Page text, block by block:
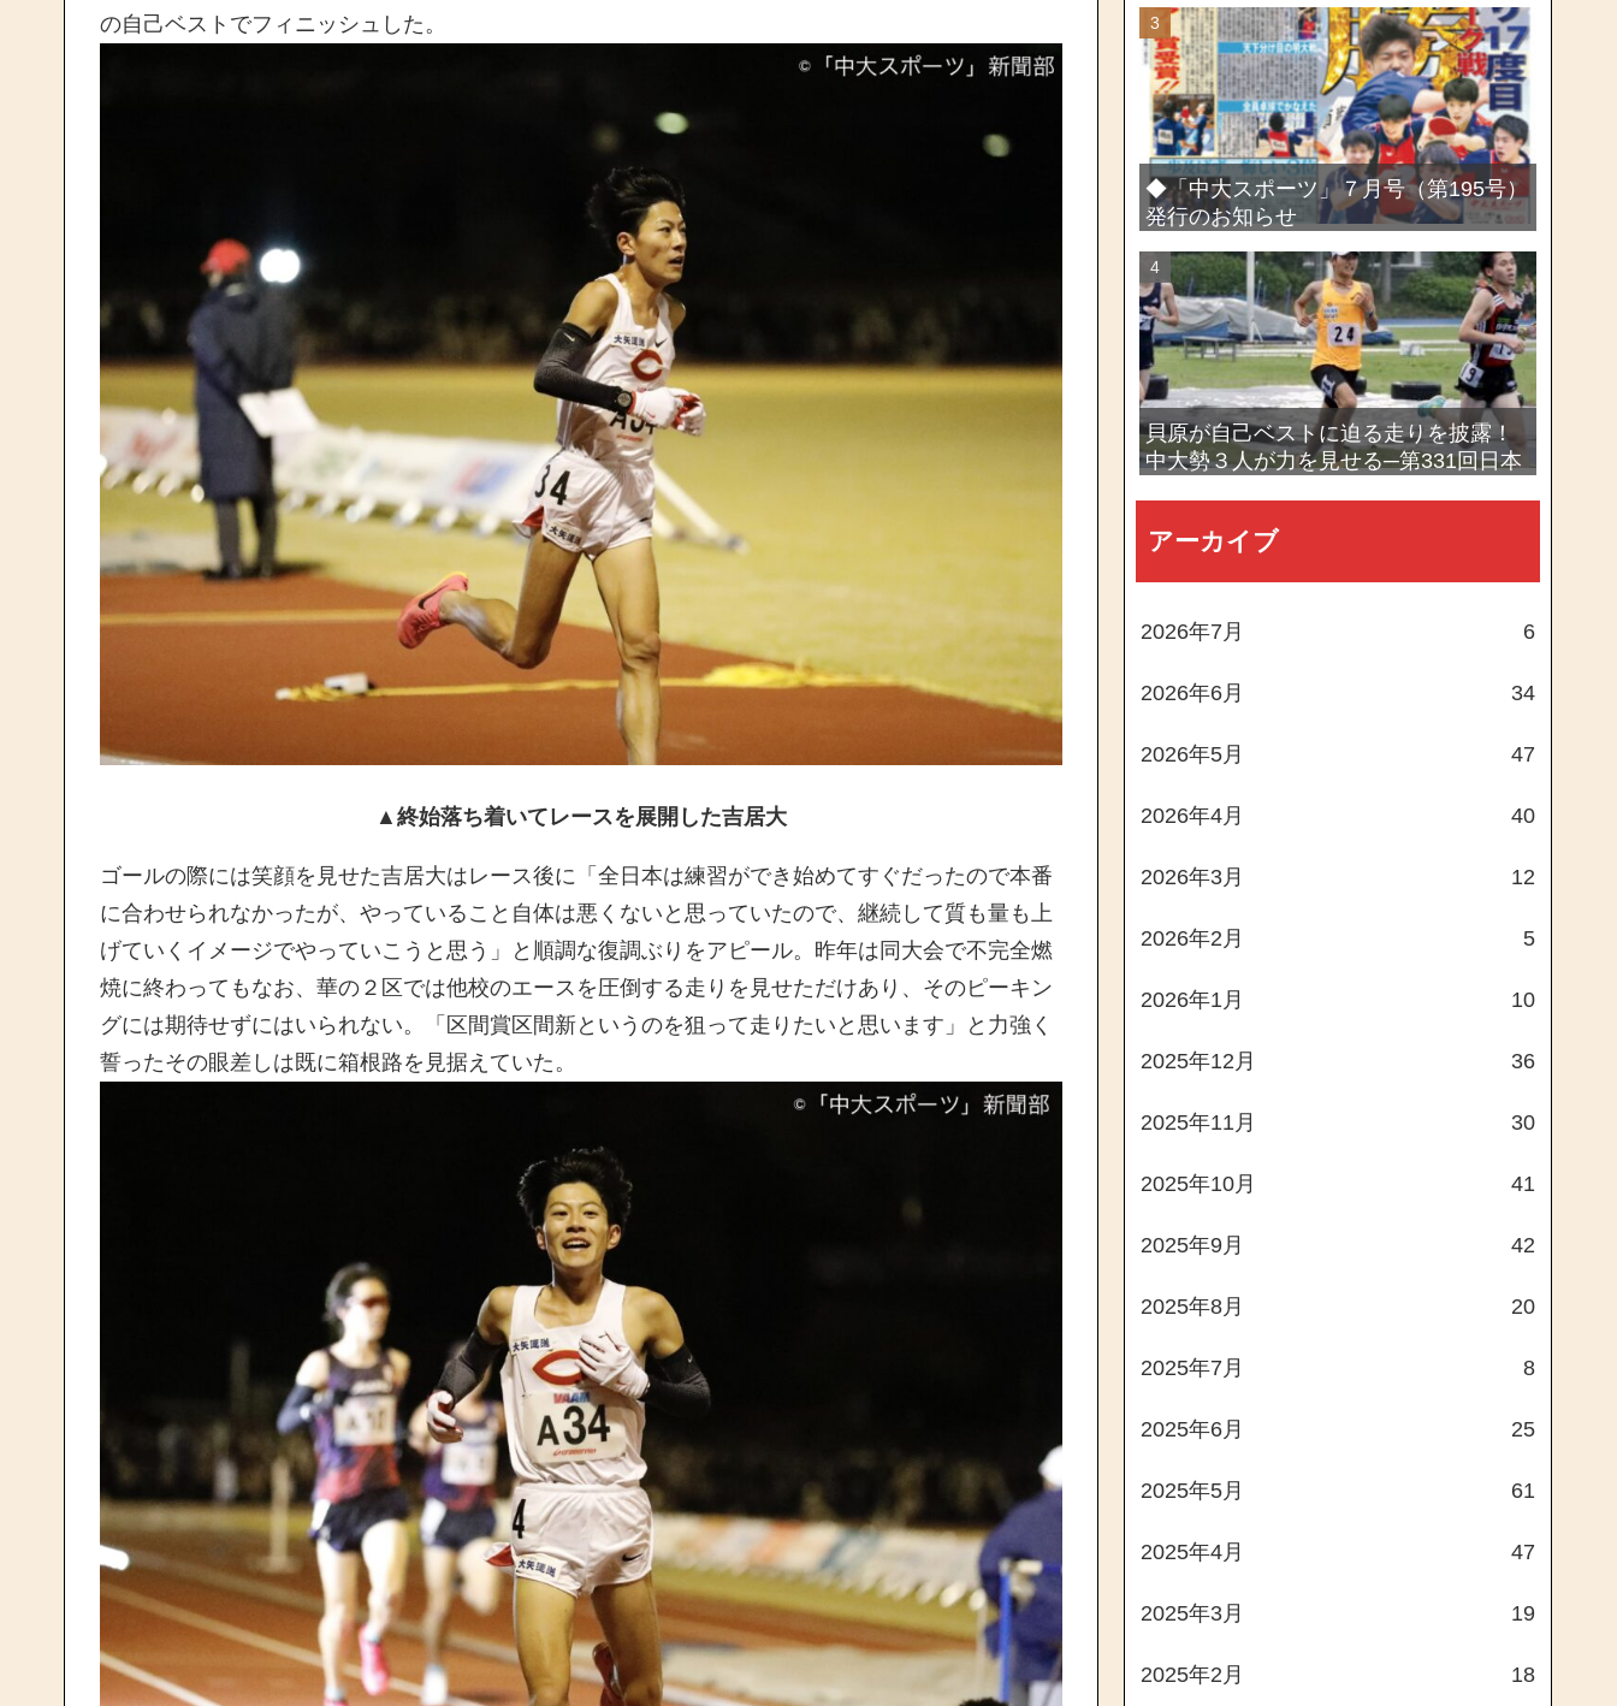
の自己ベストでフィニッシュした。
▲終始落ち着いてレースを展開した吉居大
ゴールの際には笑顔を見せた吉居大はレース後に「全日本は練習ができ始めてすぐだったので本番
に合わせられなかったが、やっていること自体は悪くないと思っていたので、継続して質も量も上
げていくイメージでやっていこうと思う」と順調な復調ぶりをアピール。昨年は同大会で不完全燃
焼に終わってもなお、華の２区では他校のエースを圧倒する走りを見せただけあり、そのピーキン
グには期待せずにはいられない。「区間賞区間新というのを狙って走りたいと思います」と力強く
誓ったその眼差しは既に箱根路を見据えていた。
剣道選手権大会・第72回関東学生剣道
選手権大会
◆「中大スポーツ」７月号（第195号）
発行のお知らせ
貝原が自己ベストに迫る走りを披露！
中大勢３人が力を見せる─第331回日本
アーカイブ
2026年7月 6
2026年6月 34
2026年5月 47
2026年4月 40
2026年3月 12
2026年2月 5
2026年1月 10
2025年12月 36
2025年11月 30
2025年10月 41
2025年9月 42
2025年8月 20
2025年7月 8
2025年6月 25
2025年5月 61
2025年4月 47
2025年3月 19
2025年2月 18